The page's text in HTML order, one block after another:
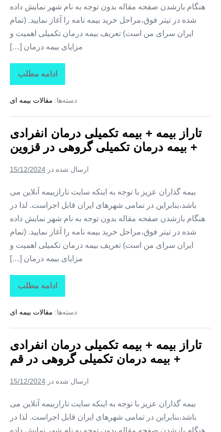
هنگام بازشدن صفحه مقاله بدون توجه به نام شهر نمایش داده
شده در تیتر فوق،مراحل خرید بیمه نامه را آغاز نمایید. (تمام
ایران سرای من است) تعریف بیمه درمان تکمیلی اهمیت و
مزایای بیمه درمان […]
ادامه مطلب
تاراز
بیمه
بیمه
درمان
+
بیمه
درمان
تکمیلی
در
دسته‌ها: مقالات بیمه ای
تاراز بیمه + بیمه تکمیلی درمان انفرادی
+ بیمه درمان تکمیلی گروهی در قزوین
ارسال شده در 15/12/2024
بیمه گذاران عزیز با توجه به اینکه سایت تارازبیمه آنلاین می
باشد،بنابراین در تمامی شهرهای ایران قابل اجراست. لذا در
هنگام بازشدن صفحه مقاله بدون توجه به نام شهر نمایش داده
شده در تیتر فوق،مراحل خرید بیمه نامه را آغاز نمایید. (تمام
ایران سرای من است) تعریف بیمه درمان تکمیلی اهمیت و
مزایای بیمه درمان […]
ادامه مطلب
تاراز
بیمه
بیمه
درمان
+
بیمه
درمان
تکمیلی
در
دسته‌ها: مقالات بیمه ای
تاراز بیمه + بیمه تکمیلی درمان انفرادی
+ بیمه درمان تکمیلی گروهی در قم
ارسال شده در 15/12/2024
بیمه گذاران عزیز با توجه به اینکه سایت تارازبیمه آنلاین می
باشد،بنابراین در تمامی شهرهای ایران قابل اجراست. لذا در
هنگام بازشدن صفحه مقاله بدون توجه به نام شهر نمایش داده